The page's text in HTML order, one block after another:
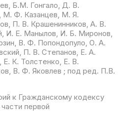
Б.М. Гонгало, Д. В.
М. Ф. Казанцев, М. Я.
П. В. Крашенинников, А. В.
И. Е. Манылов, И. Б. Миронов,
В. Ф. Попондопуло, О. А.
П. В. Степанов, Е. А.
К. Толстенко, Е. В.
В. Ф. Яковлев ; под ред. П.В.
к Гражданскому кодексу
первой